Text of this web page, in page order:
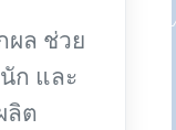
ผล ช่วย
ก และ
ลิต